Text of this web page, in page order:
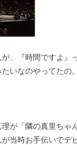
が、『時間ですよ』
いなのやってたの。
理が「隣の真里ちゃ
当時お手伝いでデ